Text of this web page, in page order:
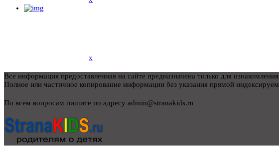
x
Все информация предоставленная на сайте предназначена только для
Полное или частичное копирование информации без указания прямой
По всем вопросам пишите по адресу admin@stranakids.ru